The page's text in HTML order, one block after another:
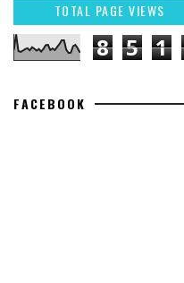
TOTAL PAGE VIEWS
8 5 1
FACEBOOK